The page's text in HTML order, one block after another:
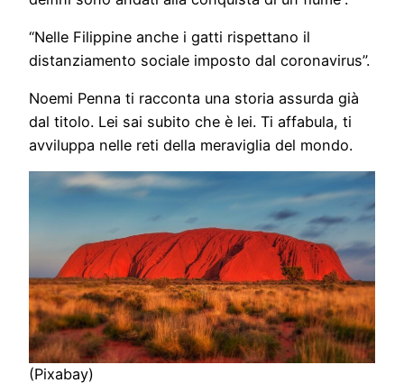
“Nelle Filippine anche i gatti rispettano il
distanziamento sociale imposto dal coronavirus”.
Noemi Penna ti racconta una storia assurda già
dal titolo. Lei sai subito che è lei. Ti affabula, ti
avviluppa nelle reti della meraviglia del mondo.
(Pixabay)